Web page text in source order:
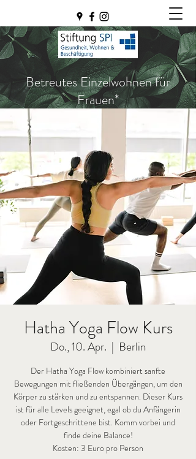
Betreutes Einzelwohnen für
Frauen*
Hatha Yoga Flow Kurs
Do., 10. Apr.
  |
Berlin
Der Hatha Yoga Flow kombiniert sanfte
Bewegungen mit fließenden Übergängen, um den
Körper zu stärken und zu entspannen. Dieser Kurs
ist für alle Levels geeignet, egal ob du Anfängerin
oder Fortgeschrittene bist. Komm vorbei und
finde deine Balance!
Kosten: 3 Euro pro Person